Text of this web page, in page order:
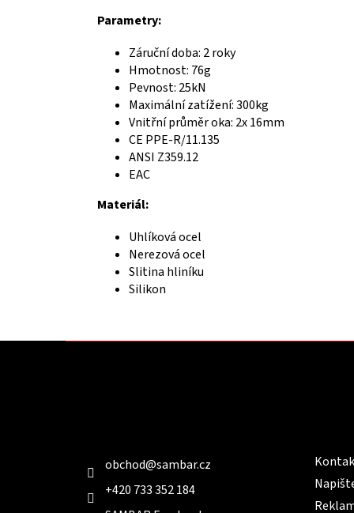
Parametry:
Záruční doba: 2 roky
Hmotnost: 76g
Pevnost: 25kN
Maximální zatížení: 300kg
Vnitřní průměr oka: 2x 16mm
CE PPE-R/11.135
ANSI Z359.12
EAC
Materiál:
Uhlíková ocel
Nerezová ocel
Slitina hliníku
Silikon
obchod@sambar.cz
+420 733 352 184